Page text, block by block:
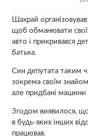
Шахрай
щоб обманювати
авто і прикривався
батька.
Син депутата таким
зокрема своїм
але придбані машини
Згодом виявилося, що
в будь-яких інших
працював.